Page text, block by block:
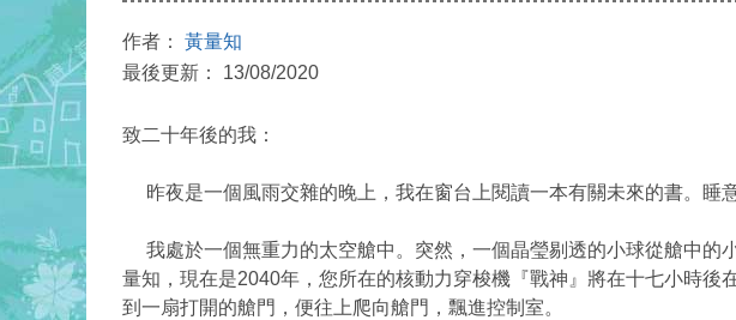
作者： 黃量知
最後更新： 13/08/2020
致二十年後的我：
昨夜是一個風雨交雜的晚上，我在窗台上閱讀一本有關未來的書。
我處於一個無重力的太空艙中。突然，一個晶瑩剔透的小球從艙中的
量知，現在是2040年，您所在的核動力穿梭機『戰神』將在十七小時
到一扇打開的艙門，便往上爬向艙門，飄進控制室。